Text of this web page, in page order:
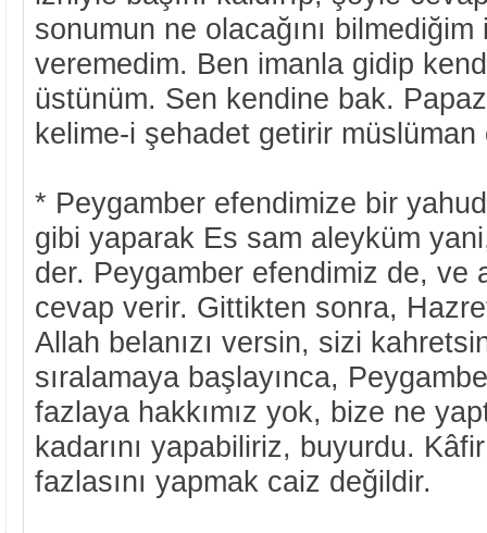
sonumun ne olacağını
veremedim. Ben imanla gidip
üstünüm. Sen kendine bak.
kelime-i şehadet getirir müslüman
* Peygamber efendimize bir
gibi yaparak Es sam aleyküm
der. Peygamber efendimiz de, ve
cevap verir. Gittikten sonra,
Allah belanızı versin, sizi
sıralamaya başlayınca,
fazlaya hakkımız yok, bize ne
kadarını yapabiliriz, buyurdu.
fazlasını yapmak caiz değildir.